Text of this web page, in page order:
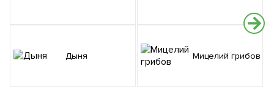
Дыня Мицелий грибов